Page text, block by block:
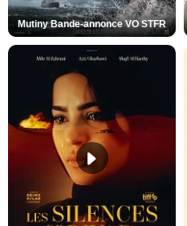
Mutiny Bande-annonce VO STFR